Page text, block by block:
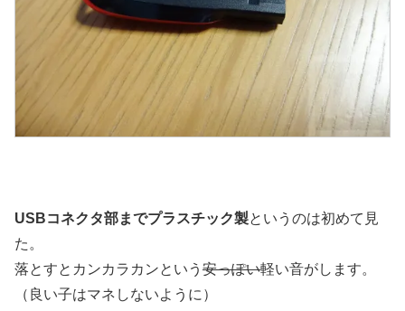
USBコネクタ部までプラスチック製というのは初めて見
た。
落とすとカンカラカンという 安っぽい軽い音がします。
（良い子はマネしないように）